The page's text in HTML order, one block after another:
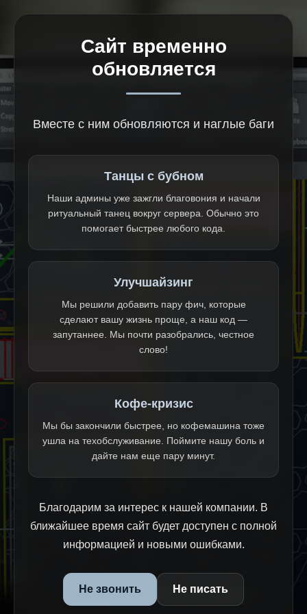
Сайт временно
обновляется
Вместе с ним обновляются и наглые баги
Танцы с бубном
Наши админы уже зажгли благовония и начали
ритуальный танец вокруг сервера. Обычно это
помогает быстрее любого кода.
Улучшайзинг
Мы решили добавить пару фич, которые
сделают вашу жизнь проще, а наш код —
запутаннее. Мы почти разобрались, честное
слово!
Кофе-кризис
Мы бы закончили быстрее, но кофемашина тоже
ушла на техобслуживание. Поймите нашу боль и
дайте нам еще пару минут.
Благодарим за интерес к нашей компании. В
ближайшее время сайт будет доступен с полной
информацией и новыми ошибками.
Не звонить Не писать